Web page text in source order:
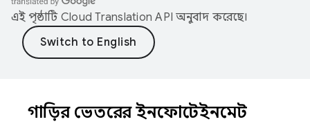
এই পৃষ্ঠাটি Cloud Translation API অনুবাদ করেছে।
গাড়ির ভেতরের ইনফোটেইনমেন্ট